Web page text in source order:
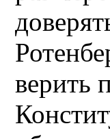
верить